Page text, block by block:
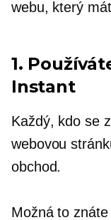
webu, který
1.
Instant
Každý, kdo se
webovou
obchod.
Možná to znáte